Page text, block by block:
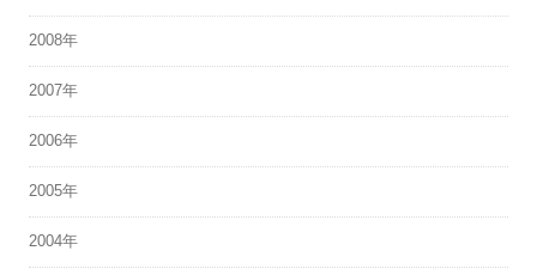
2008年
2007年
2006年
2005年
2004年